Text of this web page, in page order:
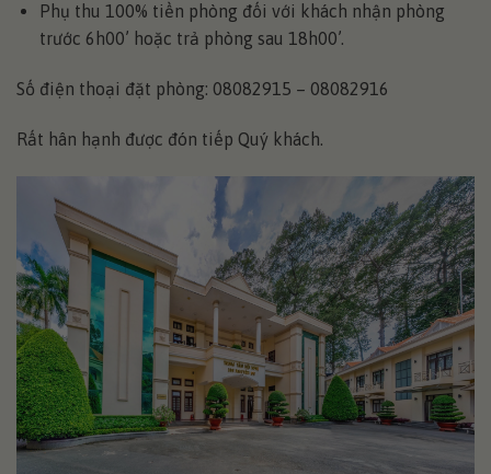
Phụ thu 100% tiền phòng đối với khách nhận phòng
trước 6h00’ hoặc trả phòng sau 18h00’.
Số điện thoại đặt phòng: 08082915 – 08082916
Rất hân hạnh được đón tiếp Quý khách.